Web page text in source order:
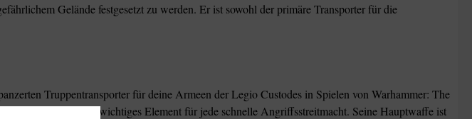
Gelände festgesetzt zu werden. Er ist sowohl der primäre Transporter für die
Truppentransporter für deine Armeen der Legio Custodes in Spielen von Warhammer: The
bringen und ist ein wichtiges Element für jede schnelle Angriffsstreitmacht. Seine Hauptwaffe ist